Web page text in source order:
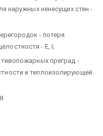
наружных ненесущих стен -
- потеря
- E, I;
преград -
и теплоизолирующей